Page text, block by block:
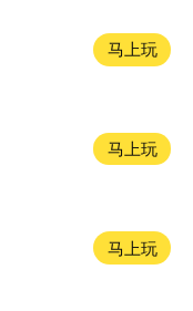
马上玩
马上玩
马上玩